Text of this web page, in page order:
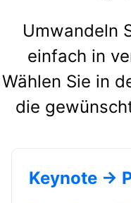
Umwandeln
einfach in
Wählen Sie in
die
Keynote →